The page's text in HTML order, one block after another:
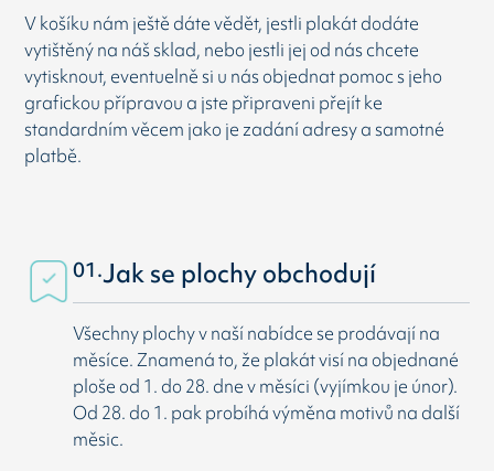
V košíku nám ještě dáte vědět, jestli plakát dodáte
vytištěný na náš sklad, nebo jestli jej od nás chcete
vytisknout, eventuelně si u nás objednat pomoc s jeho
grafickou přípravou a jste připraveni přejít ke
standardním věcem jako je zadání adresy a samotné
platbě.
01.Jak se plochy obchodují
Všechny plochy v naší nabídce se prodávají na
měsíce. Znamená to, že plakát visí na objednané
ploše od 1. do 28. dne v měsíci (vyjímkou je únor).
Od 28. do 1. pak probíhá výměna motivů na další
měsic.